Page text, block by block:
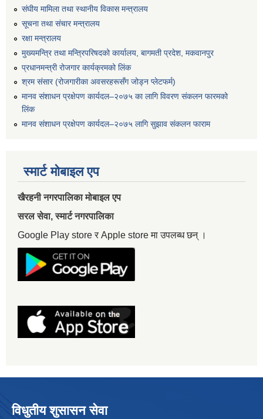
संघीय मामिला तथा स्थानीय विकास मन्त्रालय
सूचना तथा संचार मन्त्रालय
रक्षा मन्त्रालय
मुख्यमन्त्रि तथा मन्त्रिपरिषदको कार्यालय, बागमती प्रदेश, मकवानपुर
प्रधानमन्त्री रोजगार कार्यक्रमको लिंक
श्रम संसार (रोजगारीका अवसरहरूसँग जोड्न प्लेटफर्म)
मानव संशाधन प्रक्षेपण कार्यदल–२०७५ का लागि विवरण संकलन फारमको
लिंक
मानव संशाधन प्रक्षेपण कार्यदल–२०७५ लागि सुझाव संकलन फाराम
स्मार्ट मोबाइल एप
खैरहनी नगरपालिका मोबाइल एप
सरल सेवा, स्मार्ट नगरपालिका
Google Play store र Apple store मा उपलब्ध छन् ।
विधुतीय शुसासन सेवा